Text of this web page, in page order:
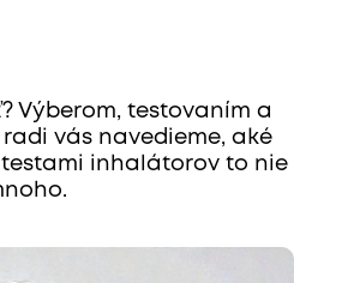
Výberom, testovaním a
vás navedieme, aké
inhalátorov to nie